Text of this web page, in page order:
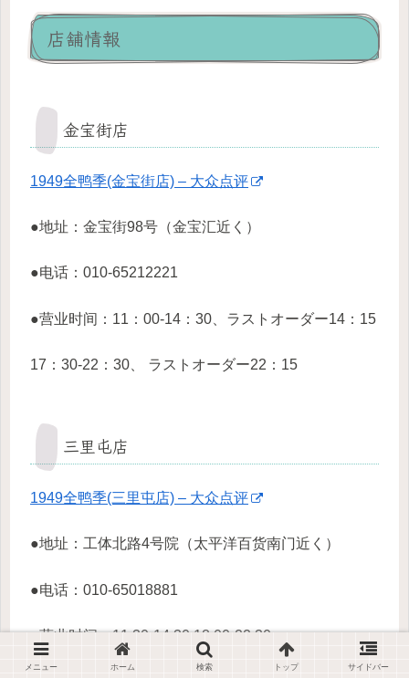
店舗情報
金宝街店
1949全鸭季(金宝街店) – 大众点评
●地址：金宝街98号（金宝汇近く）
●电话：010-65212221
●营业时间：11：00-14：30、ラストオーダー14：15
17：30-22：30、 ラストオーダー22：15
三里屯店
1949全鸭季(三里屯店) – 大众点评
●地址：工体北路4号院（太平洋百货南门近く）
●电话：010-65018881
●营业时间：11:30-14:30 18:00-22:30
メニュー ホーム 検索 トップ サイドバー